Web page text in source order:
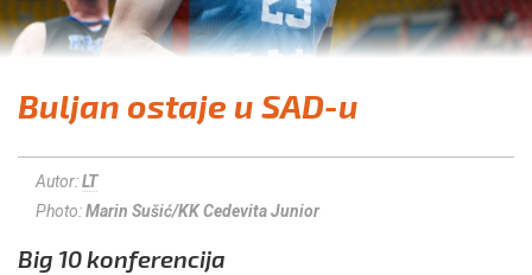
Buljan ostaje u SAD-u
Autor:LT
Photo:Marin Sušić/KK Cedevita Junior
Big 10 konferencija